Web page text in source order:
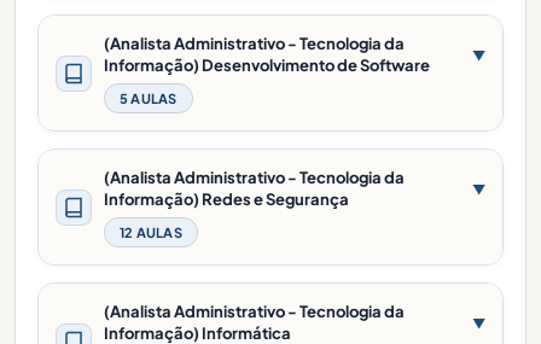
(Analista Administrativo - Tecnologia da
Informação) Desenvolvimento de Software
5 AULAS
▼
(Analista Administrativo - Tecnologia da
Informação) Redes e Segurança
12 AULAS
▼
(Analista Administrativo - Tecnologia da
Informação) Informática
▼